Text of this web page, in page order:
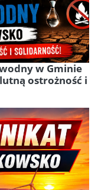
w Gminie
ostrożność i